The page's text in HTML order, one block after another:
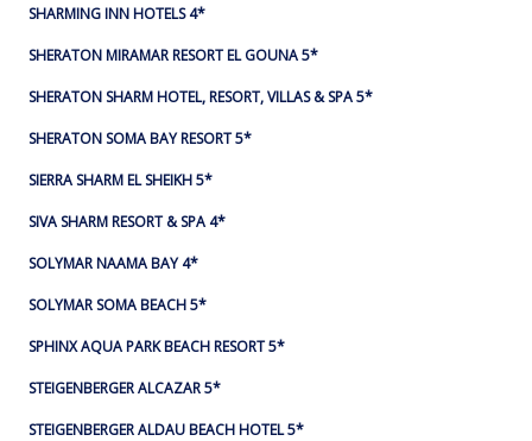
SHARMING INN HOTELS 4*
SHERATON MIRAMAR RESORT EL GOUNA 5*
SHERATON SHARM HOTEL, RESORT, VILLAS & SPA 5*
SHERATON SOMA BAY RESORT 5*
SIERRA SHARM EL SHEIKH 5*
SIVA SHARM RESORT & SPA 4*
SOLYMAR NAAMA BAY 4*
SOLYMAR SOMA BEACH 5*
SPHINX AQUA PARK BEACH RESORT 5*
STEIGENBERGER ALCAZAR 5*
STEIGENBERGER ALDAU BEACH HOTEL 5*